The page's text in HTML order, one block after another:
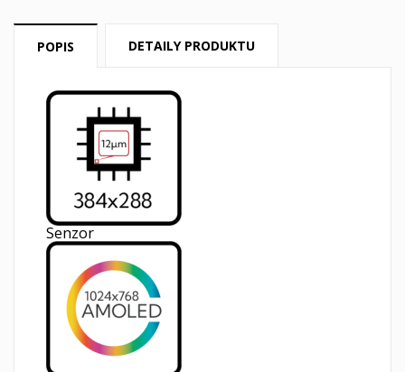
POPIS DETAILY PRODUKTU
Senzor